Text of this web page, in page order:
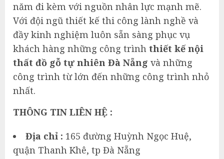
năm đi kèm với nguồn nhân lực mạnh mẽ.
Với đội ngũ thiết kế thi công lành nghề và
đầy kinh nghiệm luôn sẵn sàng phục vụ
khách hàng những công trình thiết kế nội
thất đồ gỗ tự nhiên Đà Nẵng và những
công trình từ lớn đến những công trình nhỏ
nhất.
THÔNG TIN LIÊN HỆ :
Địa chỉ : 165 đường Huỳnh Ngọc Huệ,
quận Thanh Khê, tp Đà Nẵng